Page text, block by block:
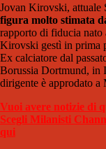
Jovan Kirovski, attuale
figura molto stimata
rapporto di fiducia
Kirovski gestì in prima
Ex calciatore dal
Borussia Dortmund, in
dirigente è approdato a
Vuoi avere notizie di
Scegli Milanisti
qui